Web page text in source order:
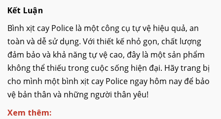
Kết Luận
Bình xịt cay Police là một công cụ tự vệ hiệu quả, an
toàn và dễ sử dụng. Với thiết kế nhỏ gọn, chất lượng
đảm bảo và khả năng tự vệ cao, đây là một sản phẩm
không thể thiếu trong cuộc sống hiện đại. Hãy trang bị
cho mình một bình xịt cay Police ngay hôm nay để bảo
vệ bản thân và những người thân yêu!
Xem thêm: